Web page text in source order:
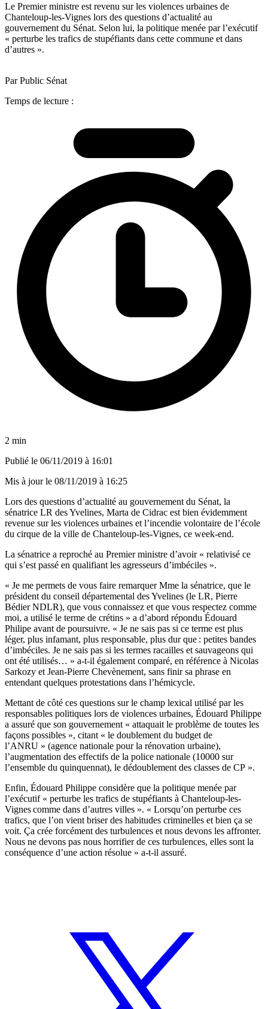
Le Premier ministre est revenu sur les violences urbaines de
Chanteloup-les-Vignes lors des questions d’actualité au
gouvernement du Sénat. Selon lui, la politique menée par l’exécutif
« perturbe les trafics de stupéfiants dans cette commune et dans
d’autres ».
Par Public Sénat
Temps de lecture :
2 min
Publié le 06/11/2019 à 16:01
Mis à jour le 08/11/2019 à 16:25
Lors des questions d’actualité au gouvernement du Sénat, la
sénatrice LR des Yvelines, Marta de Cidrac est bien évidemment
revenue sur les violences urbaines et l’incendie volontaire de l’école
du cirque de la ville de Chanteloup-les-Vignes, ce week-end.
La sénatrice a reproché au Premier ministre d’avoir « relativisé ce
qui s’est passé en qualifiant les agresseurs d’imbéciles ».
« Je me permets de vous faire remarquer Mme la sénatrice, que le
président du conseil départemental des Yvelines (le LR, Pierre
Bédier NDLR), que vous connaissez et que vous respectez comme
moi, a utilisé le terme de crétins » a d’abord répondu Édouard
Philipe avant de poursuivre. « Je ne sais pas si ce terme est plus
léger, plus infamant, plus responsable, plus dur que : petites bandes
d’imbéciles. Je ne sais pas si les termes racailles et sauvageons qui
ont été utilisés… » a-t-il également comparé, en référence à Nicolas
Sarkozy et Jean-Pierre Chevènement, sans finir sa phrase en
entendant quelques protestations dans l’hémicycle.
Mettant de côté ces questions sur le champ lexical utilisé par les
responsables politiques lors de violences urbaines, Édouard Philippe
a assuré que son gouvernement « attaquait le problème de toutes les
façons possibles », citant « le doublement du budget de
l’ANRU » (agence nationale pour la rénovation urbaine),
l’augmentation des effectifs de la police nationale (10000 sur
l’ensemble du quinquennat), le dédoublement des classes de CP ».
Enfin, Édouard Philippe considère que la politique menée par
l’exécutif « perturbe les trafics de stupéfiants à Chanteloup-les-
Vignes comme dans d’autres villes ». « Lorsqu’on perturbe ces
trafics, que l’on vient briser des habitudes criminelles et bien ça se
voit. Ça crée forcément des turbulences et nous devons les affronter.
Nous ne devons pas nous horrifier de ces turbulences, elles sont la
conséquence d’une action résolue » a-t-il assuré.